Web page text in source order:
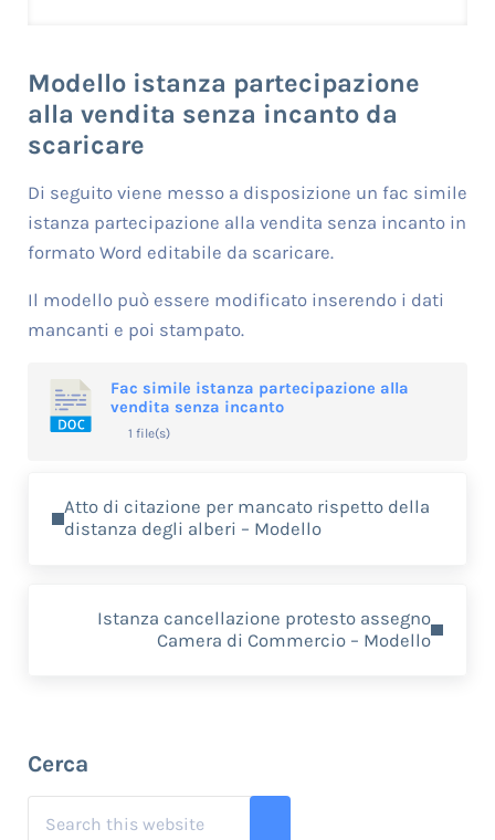
Modello istanza partecipazione
alla vendita senza incanto da
scaricare
Di seguito viene messo a disposizione un fac simile
istanza partecipazione alla vendita senza incanto in
formato Word editabile da scaricare.
Il modello può essere modificato inserendo i dati
mancanti e poi stampato.
Fac simile istanza partecipazione alla
vendita senza incanto
1 file(s)
Atto di citazione per mancato rispetto della
distanza degli alberi – Modello
Istanza cancellazione protesto assegno
Camera di Commercio – Modello
Sidebar
Cerca